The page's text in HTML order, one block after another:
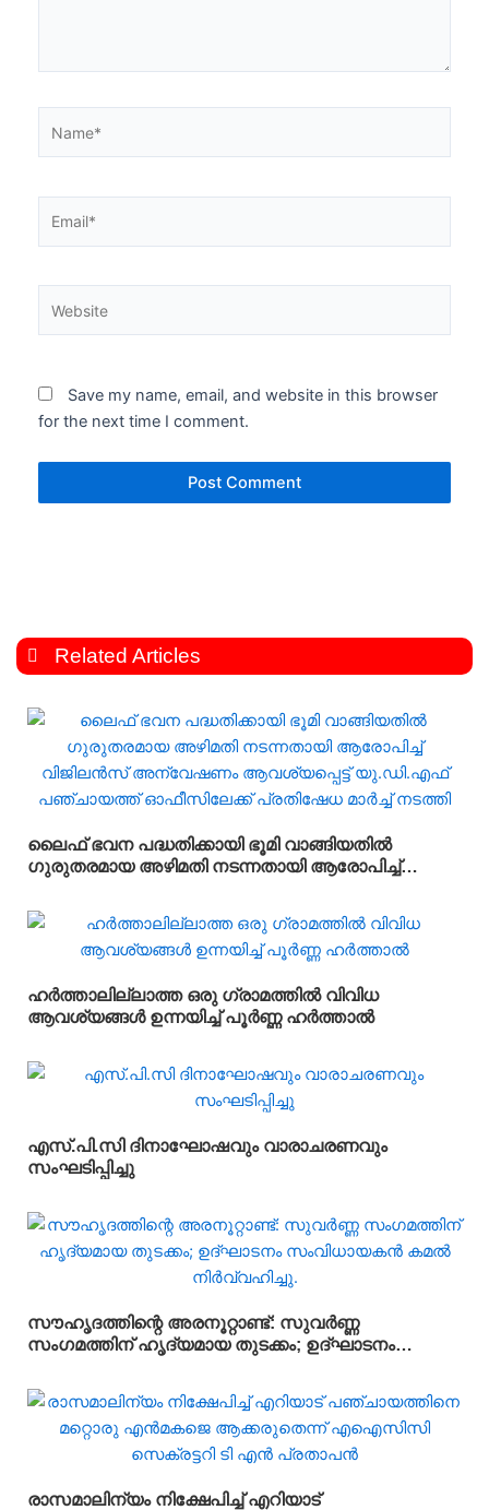
Save my name, email, and website in this browser
for the next time I comment.
Related Articles
ലൈഫ് ഭവന പദ്ധതിക്കായി ഭൂമി വാങ്ങിയതിൽ
ഗുരുതരമായ അഴിമതി നടന്നതായി ആരോപിച്ച്
പഞ്ചായത്ത് ഓഫീസിലേക്ക് പ്രതിഷേധ മാർച്ച്
നടത്തി
ഹർത്താലില്ലാത്ത ഒരു ഗ്രാമത്തിൽ വിവിധ
ആവശ്യങ്ങൾ ഉന്നയിച്ച് പൂർണ്ണ ഹർത്താൽ
എസ്.പി.സി ദിനാഘോഷവും വാരാചരണവും
സംഘടിപ്പിച്ചു
സൗഹൃദത്തിന്റെ അരനൂറ്റാണ്ട്: സുവർണ്ണ
സംഗമത്തിന് ഹൃദ്യമായ തുടക്കം; ഉദ്ഘാടനം
രാസമാലിന്യം നിക്ഷേപിച്ച് എറിയാട്